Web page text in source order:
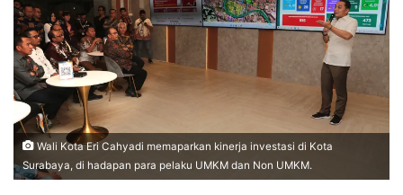
Wali Kota Eri Cahyadi memaparkan kinerja investasi di Kota
Surabaya, di hadapan para pelaku UMKM dan Non UMKM.